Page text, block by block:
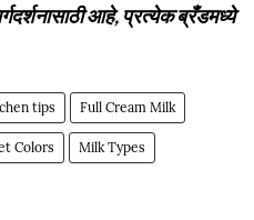
आहे, प्रत्येक ब्रँडमध्ये
tips Full Cream Milk
Colors Milk Types